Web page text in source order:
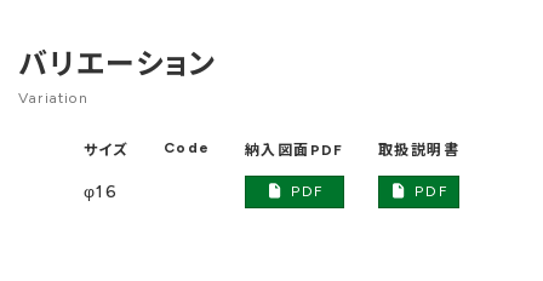
バリエーション
Variation
サイズ Code 納入図面PDF 取扱説明書
φ16 PDF PDF